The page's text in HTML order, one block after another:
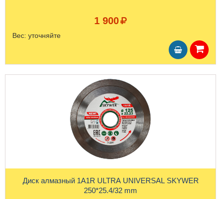
1 900
Вес: уточняйте
Диск алмазный 1A1R ULTRA UNIVERSAL SKYWER
250*25.4/32 mm